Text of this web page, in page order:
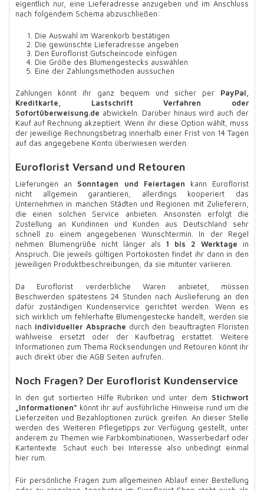
eigentlich nur, eine Lieferadresse anzugeben und im Anschluss
nach folgendem Schema abzuschließen:
Die Auswahl im Warenkorb bestätigen
Die gewünschte Lieferadresse angeben
Den Euroflorist Gutscheincode einfügen
Die Größe des Blumengestecks auswählen
Eine der Zahlungsmethoden aussuchen
Zahlungen könnt ihr ganz bequem und sicher per PayPal,
Kreditkarte, Lastschrift Verfahren oder
Sofortüberweisung.de abwickeln. Darüber hinaus wird auch der
Kauf auf Rechnung akzeptiert. Wenn ihr diese Option wählt, muss
der jeweilige Rechnungsbetrag innerhalb einer Frist von 14 Tagen
auf das angegebene Konto überwiesen werden.
Euroflorist Versand und Retouren
Lieferungen an Sonntagen und Feiertagen kann Euroflorist
nicht allgemein garantieren, allerdings kooperiert das
Unternehmen in manchen Städten und Regionen mit Zulieferern,
die einen solchen Service anbieten. Ansonsten erfolgt die
Zustellung an Kundinnen und Kunden aus Deutschland sehr
schnell zu einem angegebenen Wunschtermin. In der Regel
nehmen Blumengrüße nicht länger als 1 bis 2 Werktage in
Anspruch. Die jeweils gültigen Portokosten findet ihr dann in den
jeweiligen Produktbeschreibungen, da sie mitunter variieren.
Da Euroflorist verderbliche Waren anbietet, müssen
Beschwerden spätestens 24 Stunden nach Auslieferung an den
dafür zuständigen Kundenservice gerichtet werden. Wenn es
sich wirklich um fehlerhafte Blumengestecke handelt, werden sie
nach individueller Absprache durch den beauftragten Floristen
wahlweise ersetzt oder der Kaufbetrag erstattet. Weitere
Informationen zum Thema Rücksendungen und Retouren könnt ihr
auch direkt über die AGB Seiten aufrufen.
Noch Fragen? Der Euroflorist Kundenservice
In den gut sortierten Hilfe Rubriken und unter dem Stichwort
„Informationen“ könnt ihr auf ausführliche Hinweise rund um die
Lieferzeiten und Bezahloptionen zurück greifen. An dieser Stelle
werden des Weiteren Pflegetipps zur Verfügung gestellt, unter
anderem zu Themen wie Farbkombinationen, Wasserbedarf oder
Kartentexte. Schaut euch bei Interesse also unbedingt einmal
hier rum.
Für persönliche Fragen zum allgemeinen Ablauf einer Bestellung